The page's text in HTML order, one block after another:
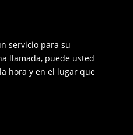
servicio para su
llamada, puede usted
hora y en el lugar que